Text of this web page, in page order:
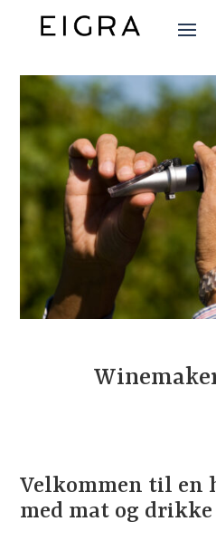
Velkommen til en
med mat og drikke